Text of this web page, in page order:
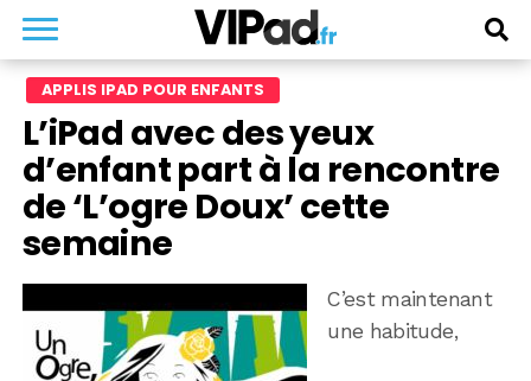
APPLIS IPAD POUR ENFANTS
L’iPad avec des yeux
d’enfant part à la rencontre
de ‘L’ogre Doux’ cette
semaine
C’est maintenant
une habitude,